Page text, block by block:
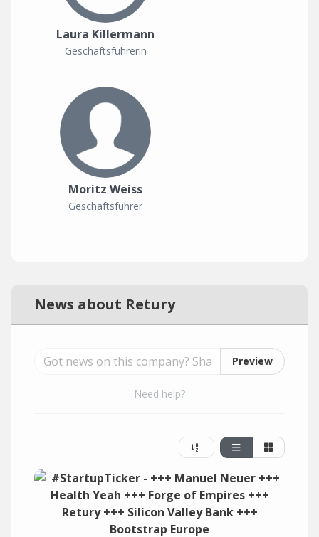
Laura Killermann
Geschäftsführerin
Moritz Weiss
Geschäftsführer
News about Retury
Preview
Need help?